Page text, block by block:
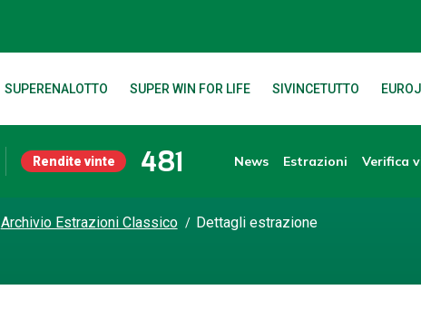
SUPERENALOTTO SUPER WIN FOR LIFE SIVINCETUTTO
Rendite vinte 481 News Estrazioni Verifica
Archivio Estrazioni Classico Dettagli estrazione